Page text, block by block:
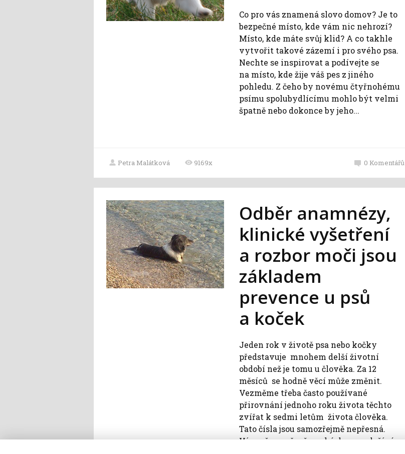
Co pro vás znamená slovo domov? Je to
bezpečné místo, kde vám nic nehrozí?
Místo, kde máte svůj klid? A co takhle
vytvořit takové zázemí i pro svého psa.
Nechte se inspirovat a podívejte se
na místo, kde žije váš pes z jiného
pohledu. Z čeho by novému čtyřnohému
psímu spolubydlícímu mohlo být velmi
špatně nebo dokonce by jeho...
Petra Malátková 9169x 0 Komentářů
Odběr anamnézy,
klinické vyšetření
a rozbor moči jsou
základem
prevence u psů
a koček
Jeden rok v životě psa nebo kočky
představuje mnohem delší životní
období než je tomu u člověka. Za 12
měsíců se hodně věcí může změnit.
Vezměme třeba často používané
přirovnání jednoho roku života těchto
zvířat k sedmi letům života člověka.
Tato čísla jsou samozřejmě nepřesná.
Víme, že např. německá doga se dožívá